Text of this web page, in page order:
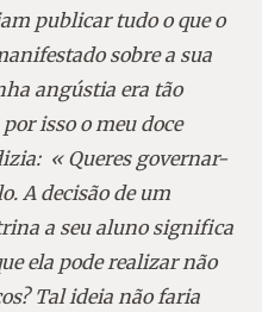
publicar tudo o que o
sobre a sua
angústia era tão
isso o meu doce
« Queres governar-
A decisão de um
a seu aluno significa
ela pode realizar não
Tal ideia não faria